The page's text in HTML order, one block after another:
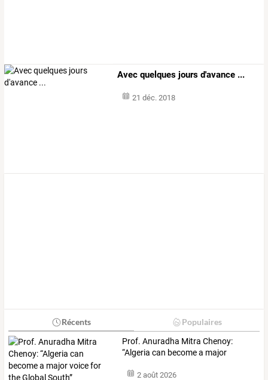
Avec quelques jours d'avance ...
21 déc. 2018
Récents Populaires
Prof. Anuradha Mitra Chenoy:
“Algeria can becomea major
2 août 2026